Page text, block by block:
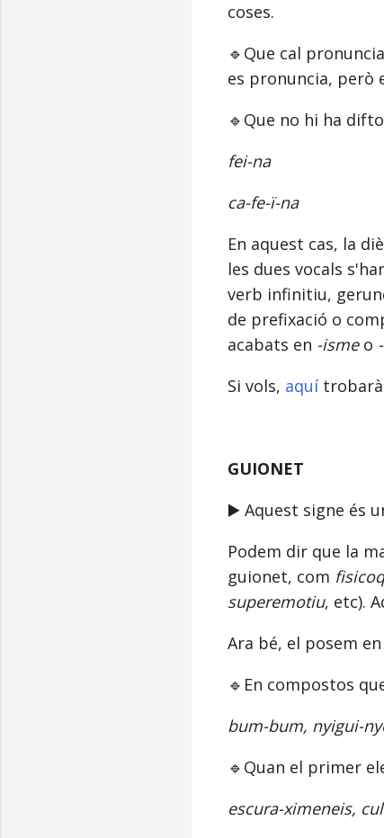
coses.
🔹Que cal
es pronuncia, però
🔹Que no hi ha
fei-na
ca-fe-ï-na
En aquest cas, la
les dues vocals
verb infinitiu,
de prefixació o
acabats en -ismeo
Si vols, aquí
GUIONET
▶️ Aquest signe és
Podem dir que la
guionet, com
superemotiu, etc).
Ara bé, el posem
🔹En compostos
bum-bum, nyigui-
🔹Quan el primer
escura-ximeneis,